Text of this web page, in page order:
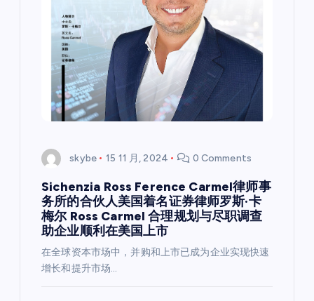
skybe 15 11 月, 2024 0 Comments
Sichenzia Ross Ference Carmel律师事
务所的合伙人美国着名证券律师罗斯·卡
梅尔 Ross Carmel 合理规划与尽职调查
助企业顺利在美国上市
在全球资本市场中，并购和上市已成为企业实现快速
增长和提升市场…